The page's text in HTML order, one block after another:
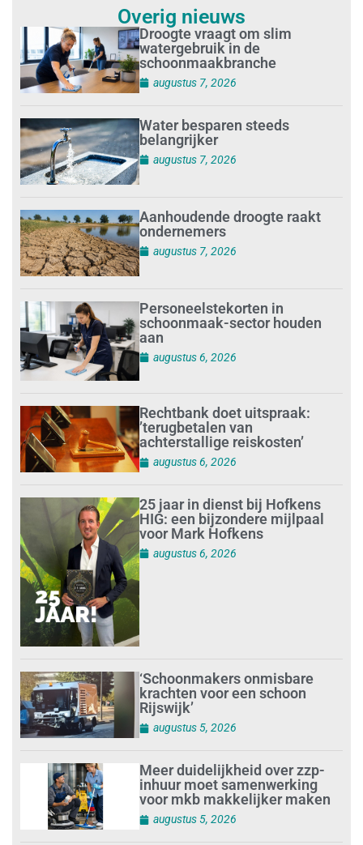
Overig nieuws
Droogte vraagt om slim
watergebruik in de
schoonmaakbranche
augustus 7, 2026
Water besparen steeds
belangrijker
augustus 7, 2026
Aanhoudende droogte raakt
ondernemers
augustus 7, 2026
Personeelstekorten in
schoonmaak-sector houden
aan
augustus 6, 2026
Rechtbank doet uitspraak:
’terugbetalen van
achterstallige reiskosten’
augustus 6, 2026
25 jaar in dienst bij Hofkens
HIG: een bijzondere mijlpaal
voor Mark Hofkens
augustus 6, 2026
‘Schoonmakers onmisbare
krachten voor een schoon
Rijswijk’
augustus 5, 2026
Meer duidelijkheid over zzp-
inhuur moet samenwerking
voor mkb makkelijker maken
augustus 5, 2026